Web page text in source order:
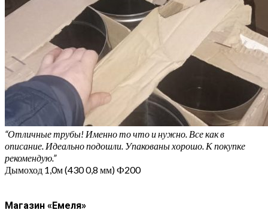
“Отличные трубы! Именно то что и нужно. Все как в
описание. Идеально подошли. Упакованы хорошо. К покупке
рекомендую.”
Дымоход 1,0м (430 0,8 мм) Ф200
Магазин «Емеля»